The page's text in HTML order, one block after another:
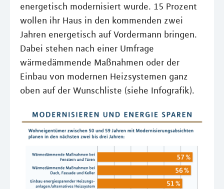
energetisch modernisiert wurde. 15 Prozent
wollen ihr Haus in den kommenden zwei
Jahren energetisch auf Vordermann bringen.
Dabei stehen nach einer Umfrage
wärmedämmende Maßnahmen oder der
Einbau von modernen Heizsystemen ganz
oben auf der Wunschliste (siehe Infografik).